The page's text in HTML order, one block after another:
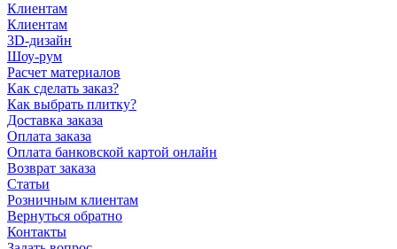
Клиентам
Клиентам
3D-дизайн
Шоу-рум
Расчет материалов
Как сделать заказ?
Как выбрать плитку?
Доставка заказа
Оплата заказа
Оплата банковской картой онлайн
Возврат заказа
Статьи
Розничным клиентам
Вернуться обратно
Контакты